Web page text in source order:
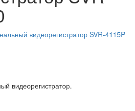
видеорегистратор.